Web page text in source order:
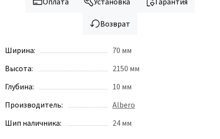
Возврат
Ширина:
70 мм
Высота:
2150 мм
Глубина:
10 мм
Производитель:
Albero
Шип наличника:
24 мм